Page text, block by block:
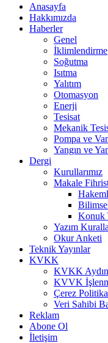
Anasayfa
Hakkımızda
Haberler
Genel
İklimlendirme
Soğutma
Isıtma
Yalıtım
Otomasyon
Enerji
Tesisat
Mekanik
Pompa ve
Yangın ve
Dergi
Kurullarımız
Makale
Konuk
Yazım
Okur Anketi
Teknik Yayınlar
KVKK
KVKK
KVVK
Çerez
Veri Sahibi
Reklam
Abone Ol
İletişim